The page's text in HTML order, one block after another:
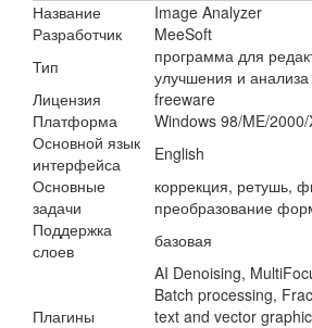
Название
Image Analyzer
Разработчик
MeeSoft
Тип
программа для
улучшения и
Лицензия
freeware
Платформа
Windows 98/ME/
Основной язык
интерфейса
English
Основные
задачи
коррекция, ретушь,
преобразование
Поддержка
слоев
базовая
Плагины
AI Denoising,
Batch processing,
text and vector